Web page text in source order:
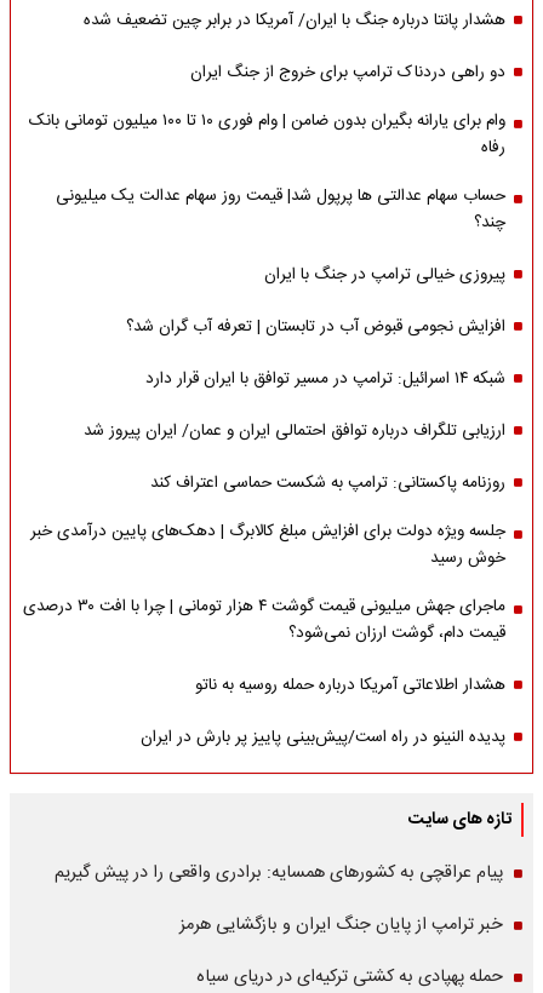
هشدار پانتا درباره جنگ با ایران/ آمریکا در برابر چین تضعیف شده
دو راهی دردناک ترامپ برای خروج از جنگ ایران
وام برای یارانه بگیران بدون ضامن | وام فوری ۱۰ تا ۱۰۰ میلیون تومانی بانک
رفاه
حساب سهام عدالتی ها پرپول شد| قیمت روز سهام عدالت یک میلیونی
چند؟
پیروزی خیالی ترامپ در جنگ با ایران
افزایش نجومی قبوض آب در تابستان | تعرفه آب گران شد؟
شبکه ۱۴ اسرائیل: ترامپ در مسیر توافق با ایران قرار دارد
ارزیابی تلگراف درباره توافق احتمالی ایران و عمان/ ایران پیروز شد
روزنامه پاکستانی: ترامپ به شکست حماسی اعتراف کند
جلسه ویژه دولت برای افزایش مبلغ کالابرگ | دهک‌های پایین درآمدی خبر
خوش رسید
ماجرای جهش میلیونی قیمت گوشت ۴ هزار تومانی | چرا با افت ۳۰ درصدی
قیمت دام، گوشت ارزان نمی‌شود؟
هشدار اطلاعاتی آمریکا درباره حمله روسیه به ناتو
پدیده النینو در راه است/پیش‌بینی پاییز پر بارش در ایران
تازه های سایت
پیام عراقچی به کشورهای همسایه: برادری واقعی را در پیش گیریم
خبر ترامپ از پایان جنگ ایران و بازگشایی هرمز
حمله پهپادی به کشتی ترکیه‌ای در دریای سیاه